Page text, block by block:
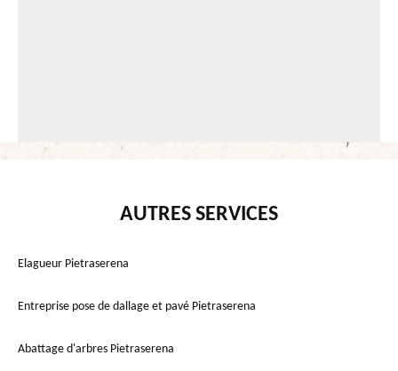
AUTRES SERVICES
Elagueur Pietraserena
Entreprise pose de dallage et pavé Pietraserena
Abattage d'arbres Pietraserena